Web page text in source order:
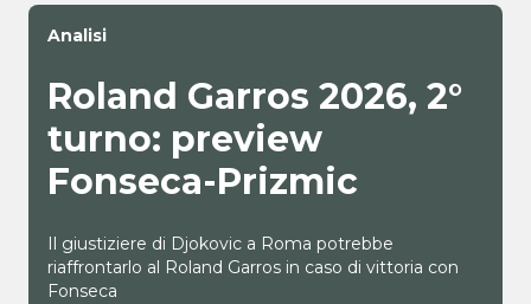
Analisi
Roland Garros 2026, 2°
turno: preview
Fonseca-Prizmic
Il giustiziere di Djokovic a Roma potrebbe
riaffrontarlo al Roland Garros in caso di vittoria con
Fonseca